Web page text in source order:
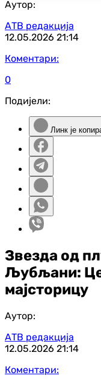
Аутор:
АТВ редакција
12.05.2026 21:14
Коментари:
0
Подијели:
Линк је
Звезда од
Љубљани:
мајсторицу
Аутор:
АТВ редакција
12.05.2026 21:14
Коментари: